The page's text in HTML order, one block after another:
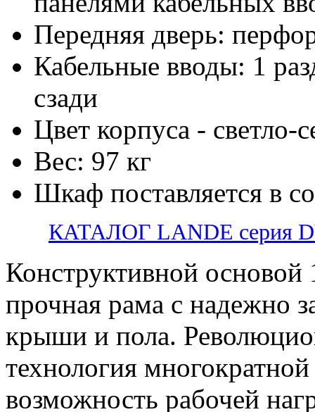
Передняя дверь:
Кабельные вводы: 1
сзади
Цвет корпуса -
Вес: 97 кг
Шкаф поставляется в
КАТАЛОГ LANDE серия
Конструктивной
прочная рама с надежно
крыши и пола.
технология
возможность рабочей